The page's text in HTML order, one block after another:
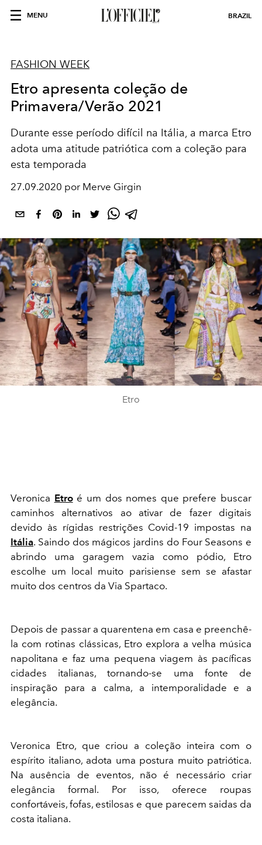
MENU BRAZIL
FASHION WEEK
Etro apresenta coleção de
Primavera/Verão 2021
Durante esse período difícil na Itália, a marca Etro
adota uma atitude patriótica com a coleção para
esta temporada
27.09.2020 por Merve Girgin
Etro
Veronica Etroé um dos nomes que prefere buscar
caminhos alternativos ao ativar de fazer digitais
devido às rígidas restrições Covid-19 impostas na
Itália. Saindo dos mágicos jardins do Four Seasons e
abrindo uma garagem vazia como pódio, Etro
escolhe um local muito parisiense sem se afastar
muito dos centros da Via Spartaco.
Depois de passar a quarentena em casa e preenchê-
la com rotinas clássicas, Etro explora a velha música
napolitana e faz uma pequena viagem às pacíficas
cidades italianas, tornando-se uma fonte de
inspiração para a calma, a intemporalidade e a
elegância.
Veronica Etro, que criou a coleção inteira com o
espírito italiano, adota uma postura muito patriótica.
Na ausência de eventos, não é necessário criar
elegância formal. Por isso, oferece roupas
confortáveis, fofas, estilosas e que parecem saidas da
costa italiana.